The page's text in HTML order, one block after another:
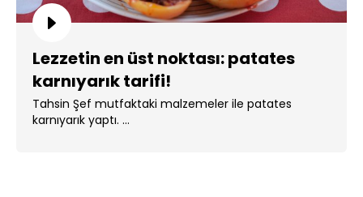
Lezzetin en üst noktası: patates
karnıyarık tarifi!
Tahsin Şef mutfaktaki malzemeler ile patates
karnıyarık yaptı. ...